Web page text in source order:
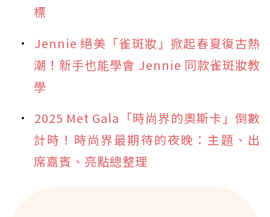
標
Jennie 絕美「雀斑妝」掀起春夏復古熱
潮！新手也能學會 Jennie 同款雀斑妝教
學
2025 Met Gala「時尚界的奧斯卡」倒數
計時！時尚界最期待的夜晚：主題、出
席嘉賓、亮點總整理